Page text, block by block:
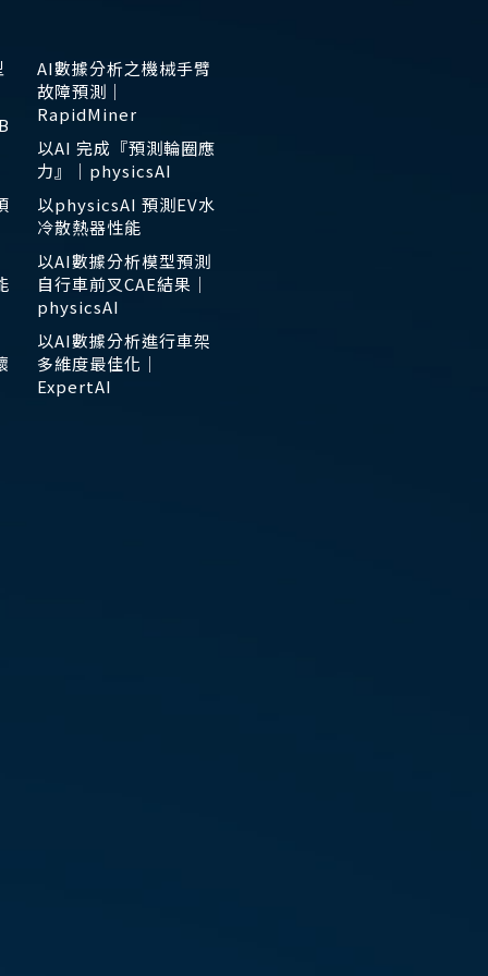
AI數據分析之機械手臂
故障預測｜
RapidMiner
以AI 完成『預測輪圈應
力』｜physicsAI
以physicsAI 預測EV水
冷散熱器性能
以AI數據分析模型預測
自行車前叉CAE結果｜
physicsAI
以AI數據分析進行車架
多維度最佳化｜
ExpertAI